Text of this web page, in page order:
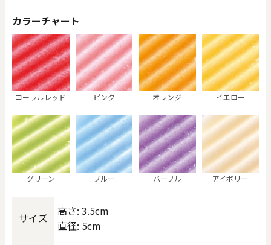
お買い物ガイド 企業情報 お知らせ お問い合わせ
カラーチャート
コーラルレッド ピンク オレンジ イエロー
グリーン ブルー パープル アイボリー
サイズ
高さ: 3.5cm
直径: 5cm